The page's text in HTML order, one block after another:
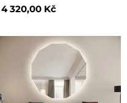
4 320,00 Kč